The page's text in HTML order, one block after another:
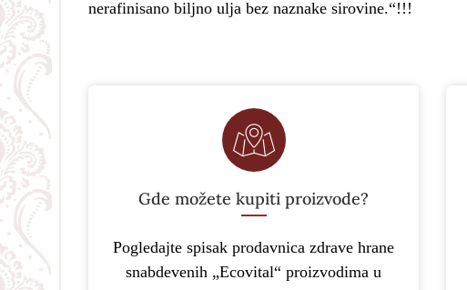
nerafinisano biljno ulja bez naznake sirovine.“!!!
Gde možete kupiti proizvode?
Pogledajte spisak prodavnica zdrave hrane
snabdevenih „Ecovital“ proizvodima u